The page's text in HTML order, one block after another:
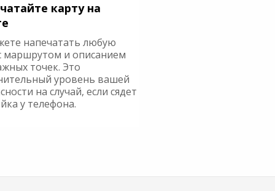
карту на
напечатать любую
маршрутом и описанием
точек. Это
уровень вашей
на случай, если сядет
у телефона.